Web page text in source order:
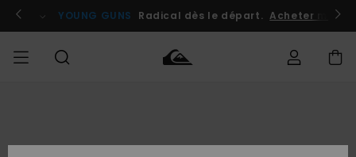
l'information
le
Se connecter / s'inscrire
YOUNG GUNS Radical dès le départ. Acheter